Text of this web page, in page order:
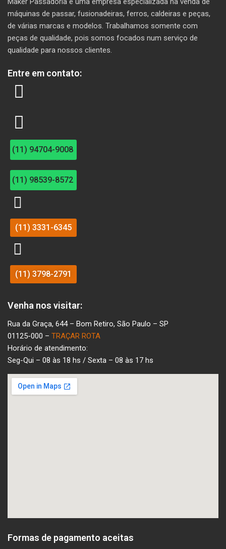
máquinas de passar, fusionadeiras, ferros, caldeiras e peças,
de várias marcas e modelos. Trabalhamos somente com
peças de qualidade, pois somos focados num serviço de
qualidade para nossos clientes.
Entre em contato:
(11) 94704-9008
(11) 98539-8572
(11) 3331-6345
(11) 3798-2791
Venha nos visitar:
Rua da Graça, 644 – Bom Retiro, São Paulo – SP
01125-000 – TRAÇAR ROTA
Horário de atendimento:
Seg-Qui – 08 às 18 hs / Sexta – 08 às 17 hs
Formas de pagamento aceitas